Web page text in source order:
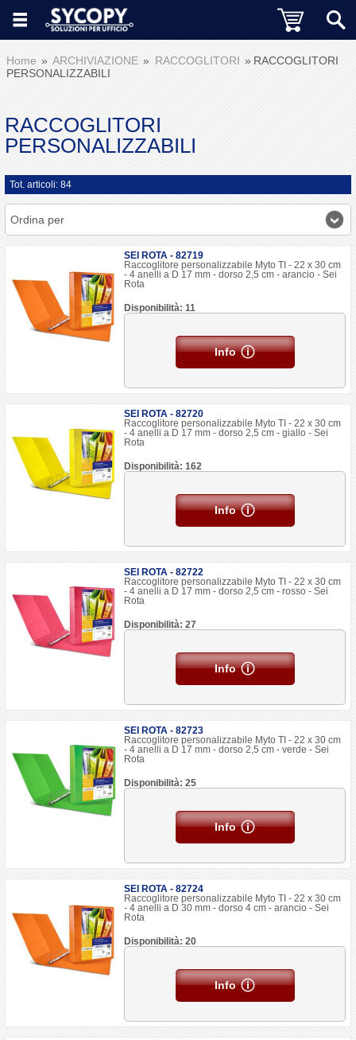
Home ARCHIVIAZIONE RACCOGLITORI
RACCOGLITORI
PERSONALIZZABILI
RACCOGLITORI
PERSONALIZZABILI
Tot. articoli: 84
Ordina per
SEI ROTA - 82719
Raccoglitore personalizzabile Myto TI - 22 x 30 cm
- 4 anelli a D 17 mm - dorso 2,5 cm - arancio - Sei
Rota
Disponibilità: 11
Info
SEI ROTA - 82720
Raccoglitore personalizzabile Myto TI - 22 x 30 cm
- 4 anelli a D 17 mm - dorso 2,5 cm - giallo - Sei
Rota
Disponibilità: 162
Info
SEI ROTA - 82722
Raccoglitore personalizzabile Myto TI - 22 x 30 cm
- 4 anelli a D 17 mm - dorso 2,5 cm - rosso - Sei
Rota
Disponibilità: 27
Info
SEI ROTA - 82723
Raccoglitore personalizzabile Myto TI - 22 x 30 cm
- 4 anelli a D 17 mm - dorso 2,5 cm - verde - Sei
Rota
Disponibilità: 25
Info
SEI ROTA - 82724
Raccoglitore personalizzabile Myto TI - 22 x 30 cm
- 4 anelli a D 30 mm - dorso 4 cm - arancio - Sei
Rota
Disponibilità: 20
Info